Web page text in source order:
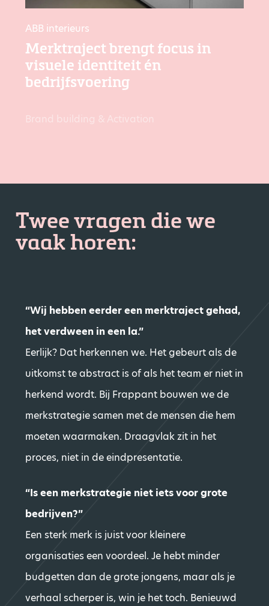
ABB interieurs
Merktraject brengt focus in
visuele identiteit én
bedrijfsvoering
Twee vragen die we
vaak horen:
“Wij hebben eerder een merktraject gehad,
het verdween in een la.”
Eerlijk? Dat herkennen we. Het gebeurt als de
uitkomst te abstract is of als het team er niet in
herkend wordt. Bij Frappant bouwen we de
merkstrategie samen met de mensen die hem
moeten waarmaken. Draagvlak zit in het
proces, niet in de eindpresentatie.
“Is een merkstrategie niet iets voor grote
bedrijven?”
Een sterk merk is juist voor kleinere
organisaties een voordeel. Je hebt minder
budgetten dan de grote jongens, maar als je
verhaal scherper is, win je het toch. Benieuwd